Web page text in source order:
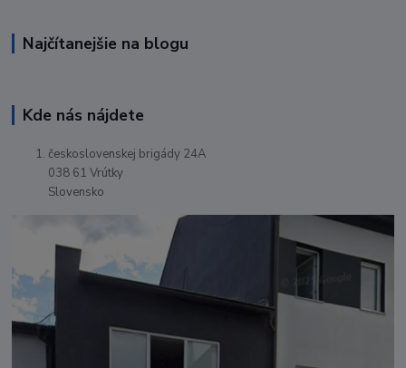
Najčítanejšie na blogu
Kde nás nájdete
československej brigády 24A
038 61 Vrútky
Slovensko